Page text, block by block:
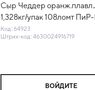
Сыр Чеддер
1,328кг/упак 108ломт
(КОД 64923) (0°С)
Код: 64923
Штрих-код: 4630024916719
ВОЙДИТЕ